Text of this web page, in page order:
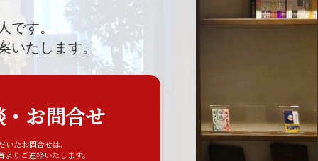
です。
いたします。
お問合せ
たお問合せは、
りご連絡いたします。